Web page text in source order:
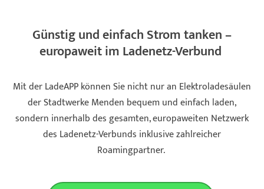
Günstig und einfach Strom tanken –
europaweit im Ladenetz-Verbund
Mit der LadeAPP können Sie nicht nur an Elektroladesäulen
der Stadtwerke Menden bequem und einfach laden,
sondern innerhalb des gesamten, europaweiten Netzwerk
des Ladenetz-Verbunds inklusive zahlreicher
Roamingpartner.